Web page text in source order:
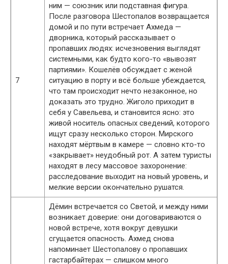
7
ним — союзник или подставная фигура.
После разговора Шестопалов возвращается
домой и по пути встречает Ахмеда —
дворника, который рассказывает о
пропавших людях: исчезновения выглядят
системными, как будто кого-то «вывозят
партиями». Кошелёв обсуждает с женой
ситуацию в порту и всё больше убеждается,
что там происходит нечто незаконное, но
доказать это трудно. Жиголо приходит в
себя у Савельева, и становится ясно: это
живой носитель опасных сведений, которого
ищут сразу несколько сторон. Мирского
находят мёртвым в камере — словно кто-то
«закрывает» неудобный рот. А затем туристы
находят в лесу массовое захоронение:
расследование выходит на новый уровень, и
мелкие версии окончательно рушатся.
Дёмин встречается со Светой, и между ними
возникает доверие: они договариваются о
новой встрече, хотя вокруг девушки
сгущается опасность. Ахмед снова
напоминает Шестопалову о пропавших
гастарбайтерах — слишком много